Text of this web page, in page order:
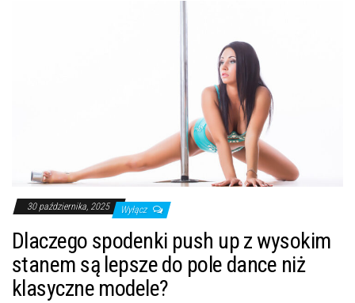
30 października, 2025 Wyłącz
Dlaczego spodenki push up z wysokim
stanem są lepsze do pole dance niż
klasyczne modele?